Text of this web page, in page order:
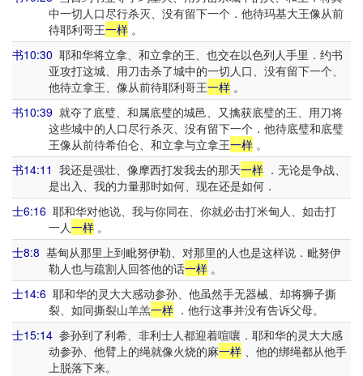
中一切人口尽行杀灭、没有留下一个．他待玛基大王像从前
待耶利哥王一样。
书10:30 耶和华将立拿、和立拿的王、也交在以色列人手里．约书
亚攻打这城、用刀击杀了城中的一切人口、没有留下一个、
他待立拿王、像从前待耶利哥王一样。
书10:39 就夺了底璧、和属底璧的城邑、又擒获底璧的王、用刀将
这些城中的人口尽行杀灭、没有留下一个．他待底璧和底璧
王像从前待希伯仑、和立拿与立拿王一样。
书14:11 我还是强壮、像摩西打发我去的那天一样 ．无论是争战、
是出入、我的力量那时如何、现在还是如何．
士6:16 耶和华对他说、我与你同在、你就必击打米甸人、如击打
一人一样。
士8:8 基甸从那里上到毗努伊勒、对那里的人也是这样说．毗努伊
勒人也与疏割人回答他的话一样。
士14:6 耶和华的灵大大感动参孙、他虽然手无器械、却将狮子撕
裂、如同撕裂山羊羔一样．他行这事并没有告诉父母。
士15:14 参孙到了利希、非利士人都迎着喧嚷．耶和华的灵大大感
动参孙、他臂上的绳就像火烧的麻一样、他的绑绳都从他手
上脱落下来。